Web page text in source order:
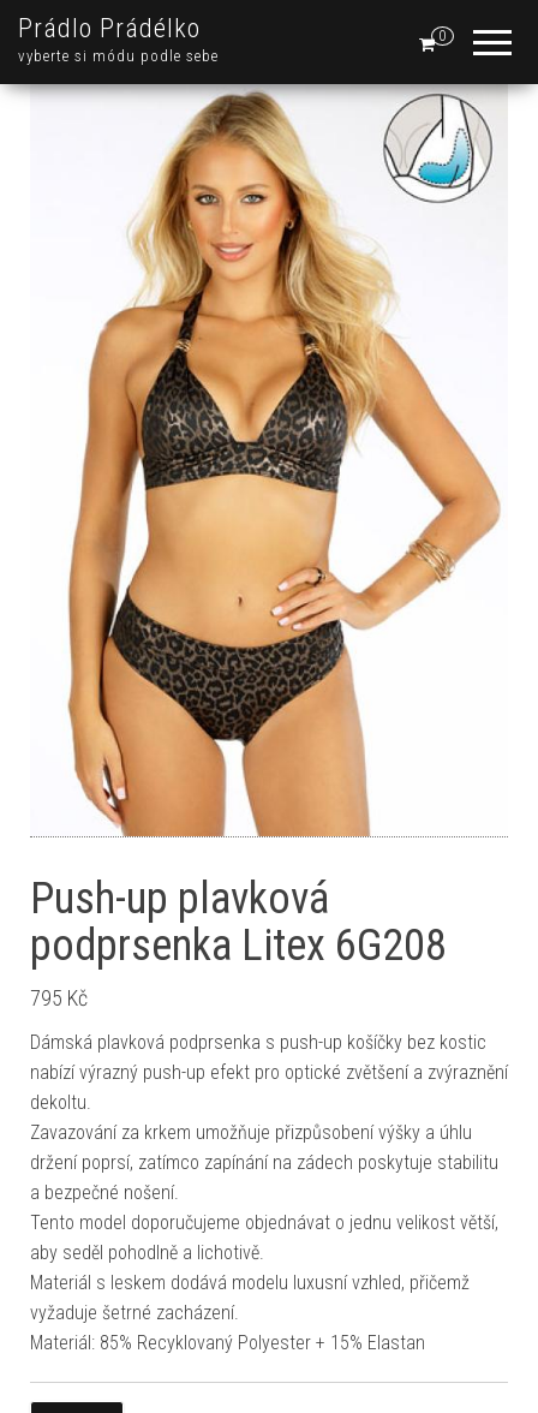
Prádlo Prádélko
vyberte si módu podle sebe
0
Push-up plavková
podprsenka Litex 6G208
795 Kč
Dámská plavková podprsenka s push-up košíčky bez kostic
nabízí výrazný push-up efekt pro optické zvětšení a zvýraznění
dekoltu.
Zavazování za krkem umožňuje přizpůsobení výšky a úhlu
držení poprsí, zatímco zapínání na zádech poskytuje stabilitu
a bezpečné nošení.
Tento model doporučujeme objednávat o jednu velikost větší,
aby seděl pohodlně a lichotivě.
Materiál s leskem dodává modelu luxusní vzhled, přičemž
vyžaduje šetrné zacházení.
Materiál: 85% Recyklovaný Polyester + 15% Elastan